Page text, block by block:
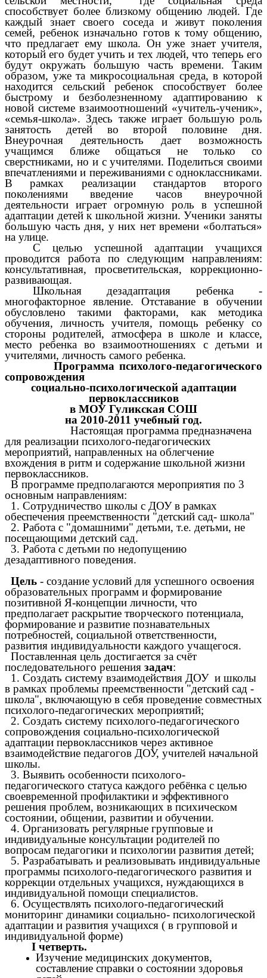
способствует более близкому общению людей. Где
каждый знает своего соседа и живут поколения
семей, ребенок изначально готов к тому общению,
что предлагает ему школа. Он уже знает учителя,
который его будет учить и тех людей, что теперь его
будут окружать большую часть времени. Таким
образом, уже та микросоциальная среда, в которой
находится сельский ребенок способствует более
быстрому и безболезненному адаптированию к
новой системе взаимоотношений «учитель-ученик»,
«семья-школа». Здесь также играет большую роль
занятость детей во второй половине дня.
Внеурочная деятельность дает возможность
учащимся ближе общаться не только со
сверстниками, но и с учителями. Поделиться своими
впечатлениями и переживаниями с одноклассниками.
В рамках реализации стандартов второго
поколениями введение часов внеурочной
деятельности играет огромную роль в успешной
адаптации детей к школьной жизни. Ученики заняты
большую часть дня, у них нет времени «болтаться»
на улице.
С целью успешной адаптации учащихся
проводится работа по следующим направлениям:
консультативная, просветительская, коррекционно-
развивающая.
Школьная дезадаптация ребенка -
многофакторное явление. Отставание в обучении
обусловлено такими факторами, как методика
обучения, личность учителя, помощь ребенку со
стороны родителей, атмосфера в школе и классе,
место ребенка во взаимоотношениях с детьми и
учителями, личность самого ребенка.
Программа психолого-педагогического
сопровождения
социально-психологической адаптации
первоклассников
в МОУ Гуликская СОШ
на 2010-2011 учебный год.
Настоящая программа предназначена
для реализации психолого-педагогических
мероприятий, направленных на облегчение
вхождения в ритм и содержание школьной жизни
первоклассников.
В программе предполагаются мероприятия по 3
основным направлениям:
1. Сотрудничество школы с ДОУ в рамках
обеспечения преемственности "детский сад- школа"
2. Работа с "домашними" детьми, т.е. детьми, не
посещающими детский сад.
3. Работа с детьми по недопущению
дезадаптивного поведения.
Цель - создание условий для успешного освоения
образовательных программ и формирование
позитивной Я-концепции личности, что
предполагает раскрытие творческого потенциала,
формирование и развитие познавательных
потребностей, социальной ответственности,
развития индивидуальности каждого учащегося.
Поставленная цель достигается за счёт
последовательного решения задач:
1. Создать систему взаимодействия ДОУ и школы
в рамках проблемы преемственности "детский сад -
школа", включающую в себя проведение совместных
психолого-педагогических мероприятий;
2. Создать систему психолого-педагогического
сопровождения социально-психологической
адаптации первоклассников через активное
взаимодействие педагогов ДОУ, учителей начальной
школы.
3. Выявить особенности психолого-
педагогического статуса каждого ребёнка с целью
своевременной профилактики и эффективного
решения проблем, возникающих в психическом
состоянии, общении, развитии и обучении.
4. Организовать регулярные групповые и
индивидуальные консультации родителей по
вопросам педагогики и психологии развития детей;
5. Разрабатывать и реализовывать индивидуальные
программы психолого-педагогического развития и
коррекции отдельных учащихся, нуждающихся в
индивидуальной помощи специалистов.
6. Осуществлять психолого-педагогический
мониторинг динамики социально- психологической
адаптации и развития учащихся ( в групповой и
индивидуальной форме)
I четверть.
Изучение медицинских документов,
составление справки о состоянии здоровья